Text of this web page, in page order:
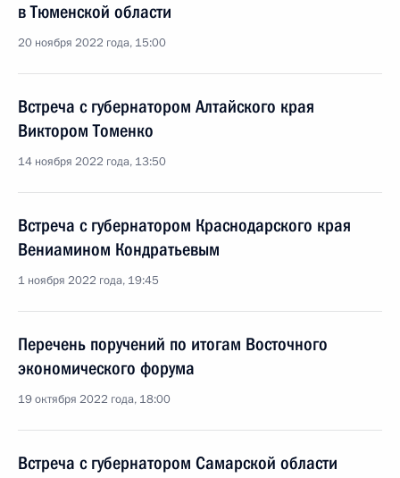
в Тюменской области
20 ноября 2022 года, 15:00
Встреча с губернатором Алтайского края
Виктором Томенко
14 ноября 2022 года, 13:50
Встреча с губернатором Краснодарского края
Вениамином Кондратьевым
1 ноября 2022 года, 19:45
Перечень поручений по итогам Восточного
экономического форума
19 октября 2022 года, 18:00
Встреча с губернатором Самарской области